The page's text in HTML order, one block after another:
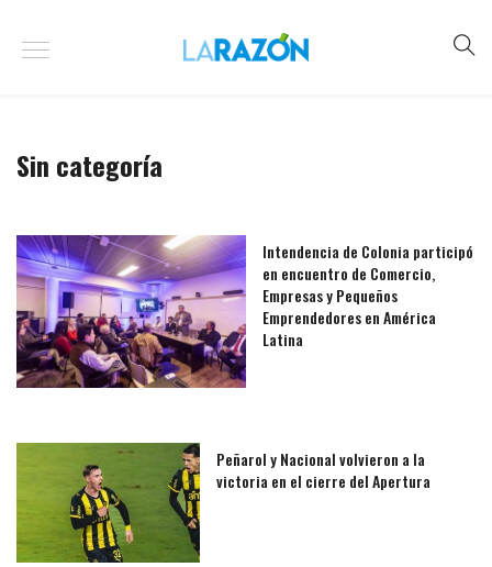
Sin categoría
Intendencia de Colonia participó
en encuentro de Comercio,
Empresas y Pequeños
Emprendedores en América
Latina
Peñarol y Nacional volvieron a la
victoria en el cierre del Apertura